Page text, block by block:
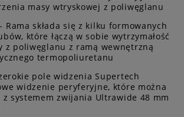
masy wtryskowej z poliwęglanu
Rama składa się z kilku formowanych
które łączą w sobie wytrzymałość
z poliwęglanu z ramą wewnętrzną
termopoliuretanu
pole widzenia Supertech
widzenie peryferyjne, które można
z systemem zwijania Ultrawide 48 mm